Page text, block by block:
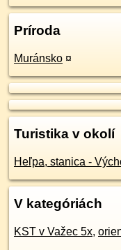
Príroda
Muránsko ¤
Turistika v okolí
Heľpa, stanica -
V kategóriách
KST v Važec 5x,